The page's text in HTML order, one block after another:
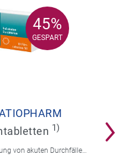
45%
GESPART
45%
GESPART
1)
Zur symptomatischen Behandlung von akuten Durchfällen für Erwachsene und Kinder ab 12 Jahren.